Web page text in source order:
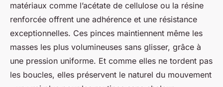
matériaux comme l’acétate de cellulose ou la résine
renforcée offrent une adhérence et une résistance
exceptionnelles. Ces pinces maintiennent même les
masses les plus volumineuses sans glisser, grâce à
une pression uniforme. Et comme elles ne tordent pas
les boucles, elles préservent le naturel du mouvement